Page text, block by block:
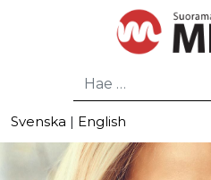
Hae
Svenska | English